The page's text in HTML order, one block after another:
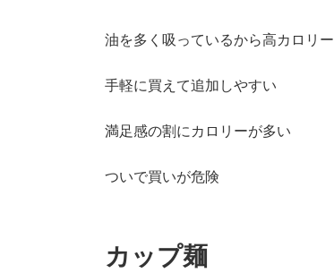
油を多く吸っているから高カロリー
手軽に買えて追加しやすい
満足感の割にカロリーが多い
ついで買いが危険
カップ麺